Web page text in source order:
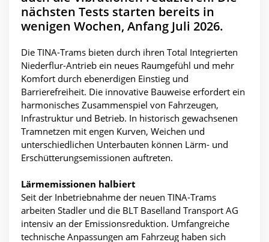
nächsten Tests starten bereits in
wenigen Wochen, Anfang Juli 2026.
Die TINA-Trams bieten durch ihren Total Integrierten
Niederflur-Antrieb ein neues Raumgefühl und mehr
Komfort durch ebenerdigen Einstieg und
Barrierefreiheit. Die innovative Bauweise erfordert ein
harmonisches Zusammenspiel von Fahrzeugen,
Infrastruktur und Betrieb. In historisch gewachsenen
Tramnetzen mit engen Kurven, Weichen und
unterschiedlichen Unterbauten können Lärm- und
Erschütterungsemissionen auftreten.
Lärmemissionen halbiert
Seit der Inbetriebnahme der neuen TINA-Trams
arbeiten Stadler und die BLT Baselland Transport AG
intensiv an der Emissionsreduktion. Umfangreiche
technische Anpassungen am Fahrzeug haben sich